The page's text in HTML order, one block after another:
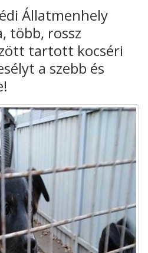
Állatmenhely
több, rossz
tartott kocséri
a szebb és